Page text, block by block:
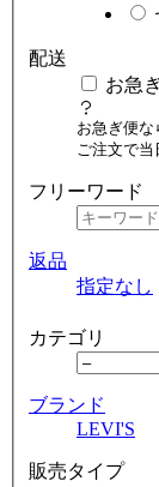
配送
お急
お急ぎ便な
ご注文で当
フリーワード
返品
指定なし
カテゴリ
ブランド
LEVI'S
販売タイプ